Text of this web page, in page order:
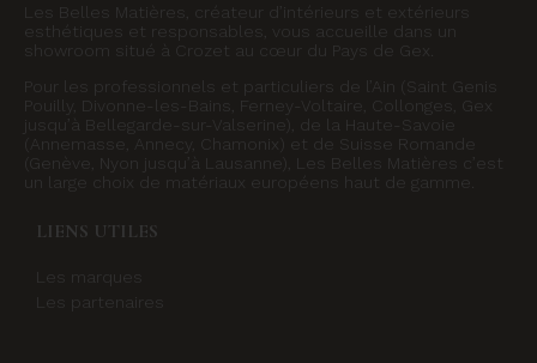
Les Belles Matières, créateur d’intérieurs et extérieurs
esthétiques et responsables, vous accueille dans un
showroom situé à Crozet au cœur du Pays de Gex.
Pour les professionnels et particuliers de l’Ain (Saint Genis
Pouilly, Divonne-les-Bains, Ferney-Voltaire, Collonges, Gex
jusqu’à Bellegarde-sur-Valserine), de la Haute-Savoie
(Annemasse, Annecy, Chamonix) et de Suisse Romande
(Genève, Nyon jusqu’à Lausanne), Les Belles Matières c’est
un large choix de matériaux européens haut de gamme.
LIENS UTILES
Les marques
Les partenaires